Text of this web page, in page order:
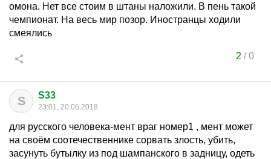
омона. Нет все стоим в штаны наложили. В пень такой
чемпионат. На весь мир позор. Иностранцы ходили
смеялись
2 /0
S S33
23:01, 20.06.2018
для русского человека-мент враг номер1 , мент может
на своём соотечественнике сорвать злость, убить,
засунуть бутылку из под шампанского в задницу, одеть